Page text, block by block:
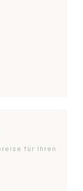
für Ihren